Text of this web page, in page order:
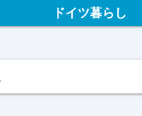
ドイツ暮らし